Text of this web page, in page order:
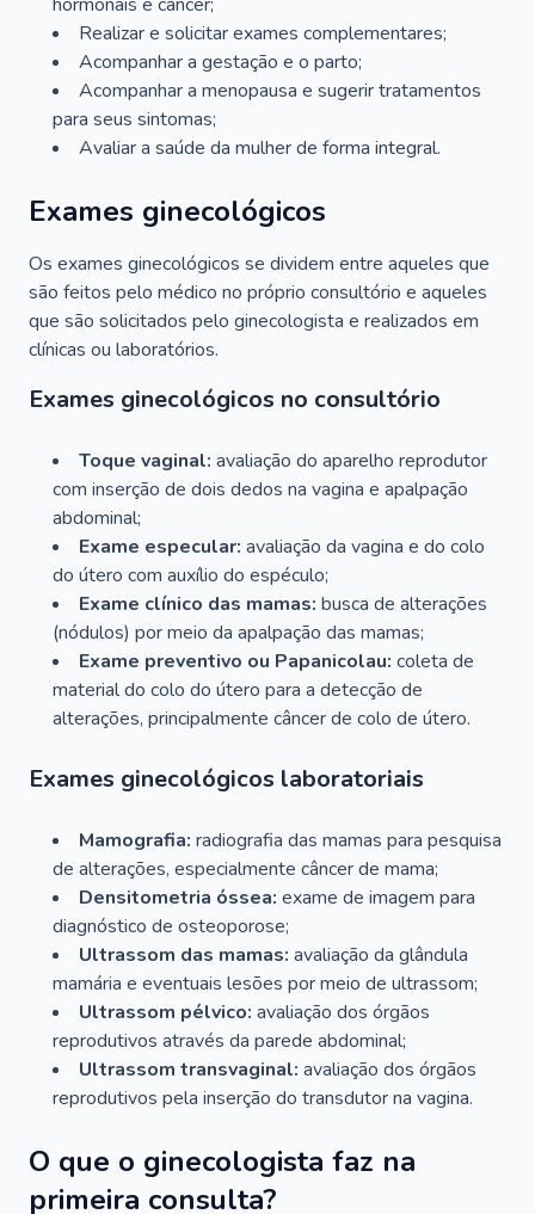
Realizar e solicitar exames complementares;
Acompanhar a gestação e o parto;
Acompanhar a menopausa e sugerir tratamentos
para seus sintomas;
Avaliar a saúde da mulher de forma integral.
Exames ginecológicos
Os exames ginecológicos se dividem entre aqueles que
são feitos pelo médico no próprio consultório e aqueles
que são solicitados pelo ginecologista e realizados em
clínicas ou laboratórios.
Exames ginecológicos no consultório
Toque vaginal: avaliação do aparelho reprodutor
com inserção de dois dedos na vagina e apalpação
abdominal;
Exame especular: avaliação da vagina e do colo
do útero com auxílio do espéculo;
Exame clínico das mamas: busca de alterações
(nódulos) por meio da apalpação das mamas;
Exame preventivo ou Papanicolau: coleta de
material do colo do útero para a detecção de
alterações, principalmente câncer de colo de útero.
Exames ginecológicos laboratoriais
Mamografia: radiografia das mamas para pesquisa
de alterações, especialmente câncer de mama;
Densitometria óssea: exame de imagem para
diagnóstico de osteoporose;
Ultrassom das mamas: avaliação da glândula
mamária e eventuais lesões por meio de ultrassom;
Ultrassom pélvico: avaliação dos órgãos
reprodutivos através da parede abdominal;
Ultrassom transvaginal: avaliação dos órgãos
reprodutivos pela inserção do transdutor na vagina.
O que o ginecologista faz na
primeira consulta?